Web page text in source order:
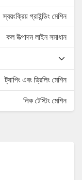
স্বয়ংক্রিয় গ্রাইন্ডিং মেশিন
কল উত্পাদন লাইন সমাধান
ট্যাপিং এবং ড্রিলিং মেশিন
লিক টেস্টিং মেশিন